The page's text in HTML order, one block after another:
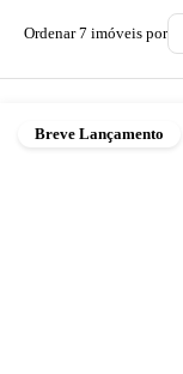
Ordenar7 imóveis por
Breve Lançamento